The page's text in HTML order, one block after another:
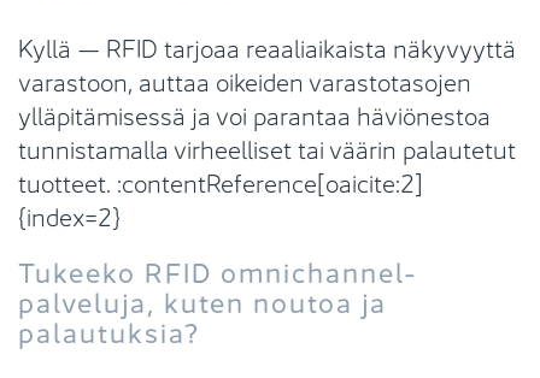
Kyllä — RFID tarjoaa reaaliaikaista näkyvyyttä
varastoon, auttaa oikeiden varastotasojen
ylläpitämisessä ja voi parantaa häviönestoa
tunnistamalla virheelliset tai väärin palautetut
tuotteet. :contentReference[oaicite:2]
{index=2}
Tukeeko RFID omnichannel-
palveluja, kuten noutoa ja
palautuksia?